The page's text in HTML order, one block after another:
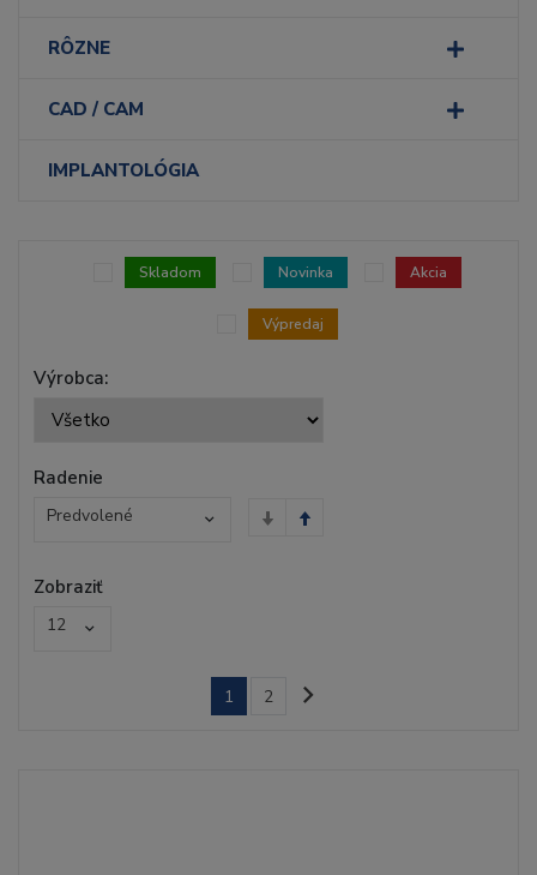
RÔZNE
CAD / CAM
IMPLANTOLÓGIA
Výrobca:
Skladom Novinka Akcia
Výpredaj
Radenie
Predvolené
Zobraziť
12
1 2